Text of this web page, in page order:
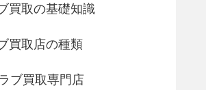
買取の基礎知識
買取店の種類
ブ買取専門店